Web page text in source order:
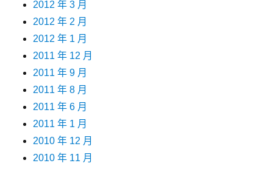
2012 年 3 月
2012 年 2 月
2012 年 1 月
2011 年 12 月
2011 年 9 月
2011 年 8 月
2011 年 6 月
2011 年 1 月
2010 年 12 月
2010 年 11 月